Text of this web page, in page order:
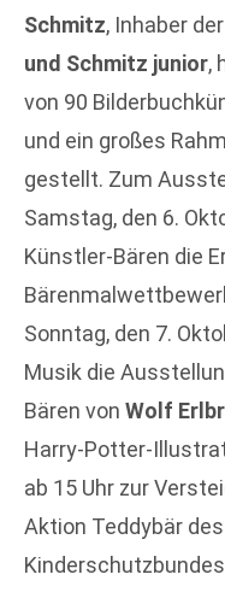
Schmitz, Inhaber der
und Schmitz junior,
von 90
und ein großes
gestellt. Zum
Samstag, den 6.
Künstler-Bären die
Sonntag, den 7.
Musik die
Bären von Wolf
Harry-Potter-
ab 15 Uhr zur
Aktion Teddybär